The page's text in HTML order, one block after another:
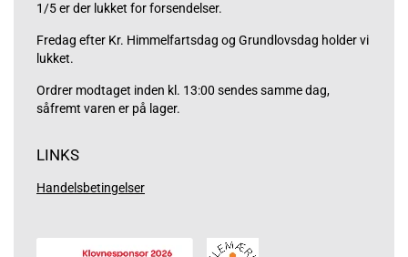
1/5 er der lukket for forsendelser.
Fredag efter Kr. Himmelfartsdag og Grundlovsdag holder vi
lukket.
Ordrer modtaget inden kl. 13:00 sendes samme dag,
såfremt varen er på lager.
LINKS
Handelsbetingelser